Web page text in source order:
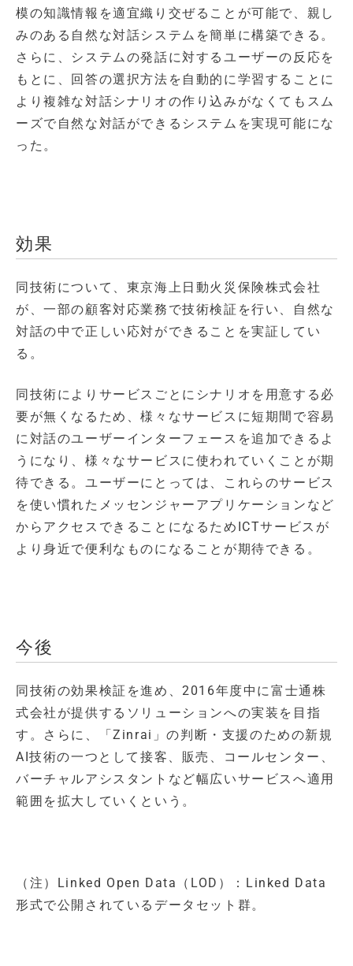
模の知識情報を適宜織り交ぜることが可能で、親し
みのある自然な対話システムを簡単に構築できる。
さらに、システムの発話に対するユーザーの反応を
もとに、回答の選択方法を自動的に学習することに
より複雑な対話シナリオの作り込みがなくてもスム
ーズで自然な対話ができるシステムを実現可能にな
った。
効果
同技術について、東京海上日動火災保険株式会社
が、一部の顧客対応業務で技術検証を行い、自然な
対話の中で正しい応対ができることを実証してい
る。
同技術によりサービスごとにシナリオを用意する必
要が無くなるため、様々なサービスに短期間で容易
に対話のユーザーインターフェースを追加できるよ
うになり、様々なサービスに使われていくことが期
待できる。ユーザーにとっては、これらのサービス
を使い慣れたメッセンジャーアプリケーションなど
からアクセスできることになるためICTサービスが
より身近で便利なものになることが期待できる。
今後
同技術の効果検証を進め、2016年度中に富士通株
式会社が提供するソリューションへの実装を目指
す。さらに、「Zinrai」の判断・支援のための新規
AI技術の一つとして接客、販売、コールセンター、
バーチャルアシスタントなど幅広いサービスへ適用
範囲を拡大していくという。
（注）Linked Open Data（LOD）：Linked Data
形式で公開されているデータセット群。